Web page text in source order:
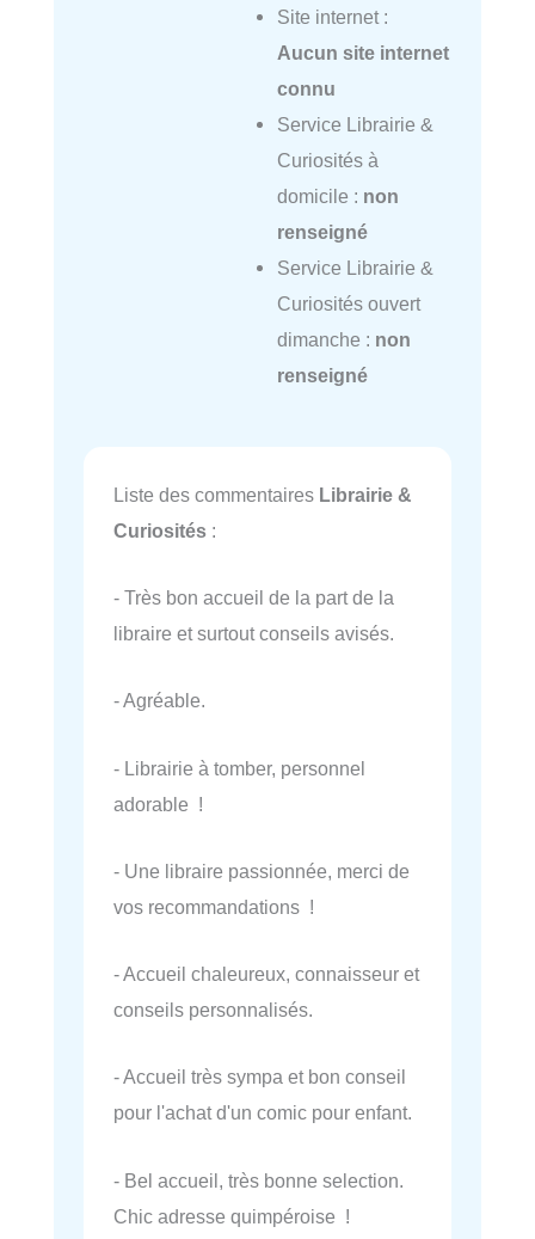
Site internet :
Aucun site internet
connu
Service Librairie &
Curiosités à
domicile : non
renseigné
Service Librairie &
Curiosités ouvert
dimanche : non
renseigné
Liste des commentaires Librairie &
Curiosités :
- Très bon accueil de la part de la
libraire et surtout conseils avisés.
- Agréable.
- Librairie à tomber, personnel
adorable !
- Une libraire passionnée, merci de
vos recommandations !
- Accueil chaleureux, connaisseur et
conseils personnalisés.
- Accueil très sympa et bon conseil
pour l'achat d'un comic pour enfant.
- Bel accueil, très bonne selection.
Chic adresse quimpéroise !